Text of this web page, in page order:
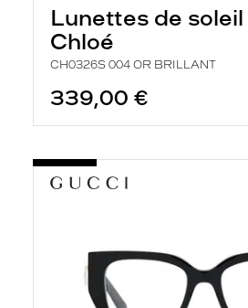
Lunettes de soleil
Chloé
CH0326S 004 OR BRILLANT
339,00 €